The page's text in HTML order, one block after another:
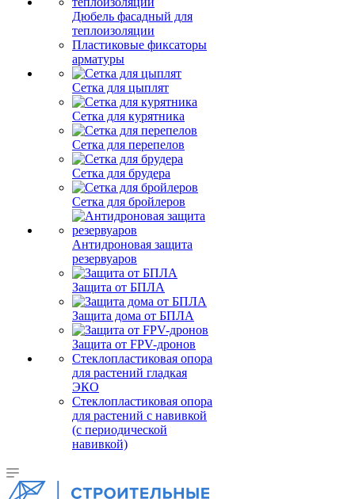
Дюбель фасадный для
теплоизоляции
Пластиковые фиксаторы
арматуры
Сетка для цыплят
Сетка для курятника
Сетка для перепелов
Сетка для брудера
Сетка для бройлеров
Антидроновая защита
резервуаров
Защита от БПЛА
Защита дома от БПЛА
Защита от FPV-дронов
Стеклопластиковая опора
для растений гладкая
ЭКО
Стеклопластиковая опора
для растений с навивкой
(с периодической
навивкой)